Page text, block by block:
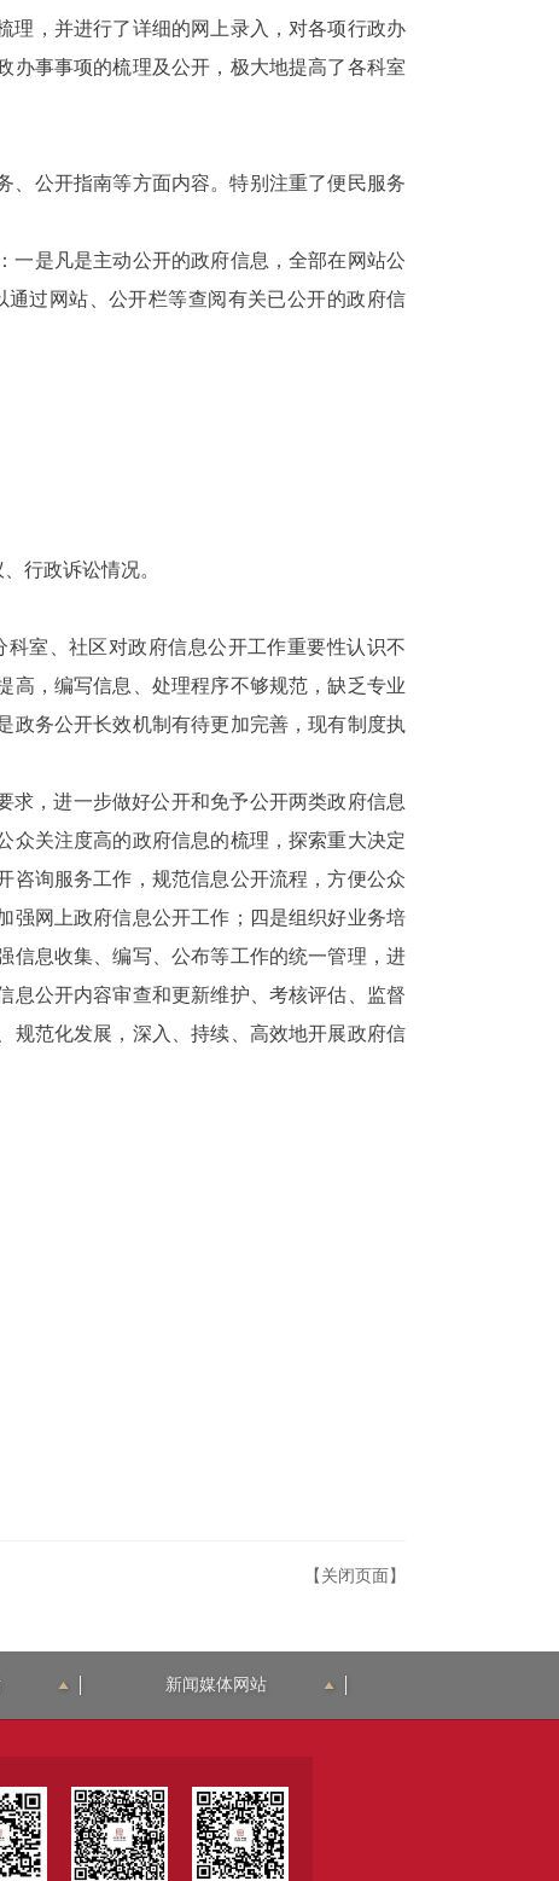
理，并进行了详细的网上录入，对各项行政办
办事事项的梳理及公开，极大地提高了各科室
、公开指南等方面内容。特别注重了便民服务
一是凡是主动公开的政府信息，全部在网站公
过网站、公开栏等查阅有关已公开的政府信
行政诉讼情况。
室、社区对政府信息公开工作重要性认识不
高，编写信息、处理程序不够规范，缺乏专业
务公开长效机制有待更加完善，现有制度执
，进一步做好公开和免予公开两类政府信息
众关注度高的政府信息的梳理，探索重大决定
咨询服务工作，规范信息公开流程，方便公众
强网上政府信息公开工作；四是组织好业务培
信息收集、编写、公布等工作的统一管理，进
息公开内容审查和更新维护、考核评估、监督
规范化发展，深入、持续、高效地开展政府信
【关闭页面】
新闻媒体网站